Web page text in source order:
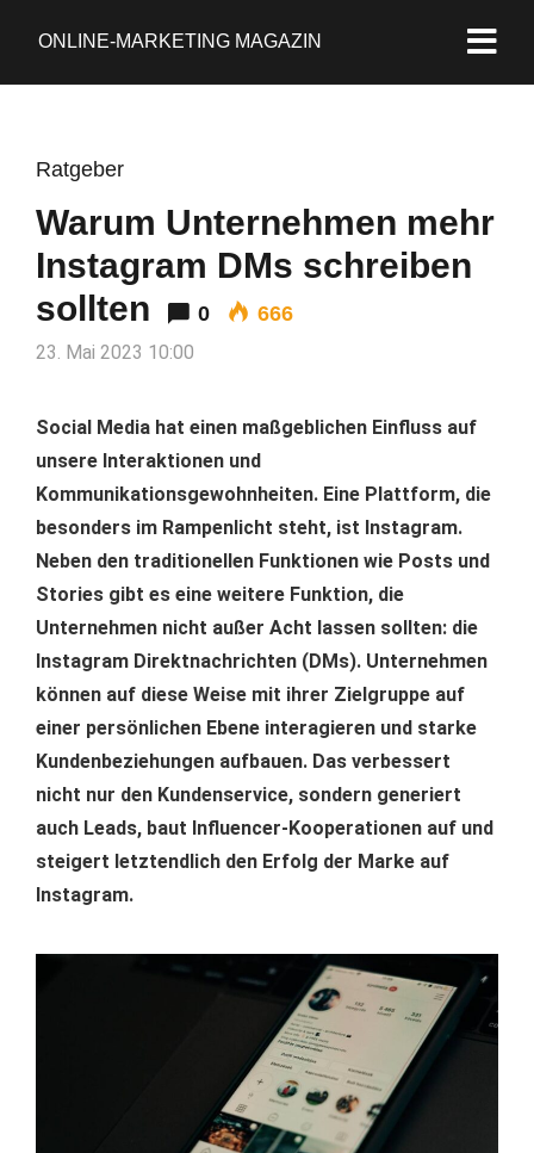
ONLINE-MARKETING MAGAZIN
Ratgeber
Warum Unternehmen mehr
Instagram DMs schreiben
sollten
0 666
23. Mai 2023 10:00
Social Media hat einen maßgeblichen Einfluss auf
unsere Interaktionen und
Kommunikationsgewohnheiten. Eine Plattform, die
besonders im Rampenlicht steht, ist Instagram.
Neben den traditionellen Funktionen wie Posts und
Stories gibt es eine weitere Funktion, die
Unternehmen nicht außer Acht lassen sollten: die
Instagram Direktnachrichten (DMs). Unternehmen
können auf diese Weise mit ihrer Zielgruppe auf
einer persönlichen Ebene interagieren und starke
Kundenbeziehungen aufbauen. Das verbessert
nicht nur den Kundenservice, sondern generiert
auch Leads, baut Influencer-Kooperationen auf und
steigert letztendlich den Erfolg der Marke auf
Instagram.